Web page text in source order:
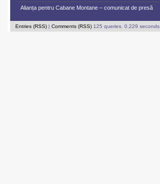
Alianța pentru Cabane Montane – comunicat de presă
Entries (RSS) | Comments (RSS) 125 queries. 0.229 seconds.